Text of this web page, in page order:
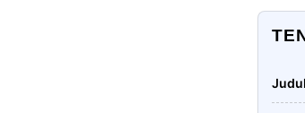
Judul